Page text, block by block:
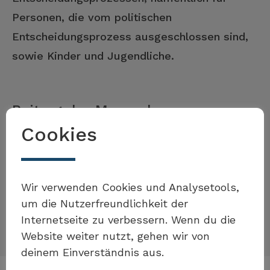
Personen, die vom politischen
Entscheidungsprozess ausgeschlossen sind,
sowie Kinder und Jugendliche.
Beitrag der Massnahme
werden, steigen ihre Teilhabemöglichkeiten
Möchten Sie Teil der Toolbox
sein?
Eigenes Beispiel einreichen
Cookies
Wir verwenden Cookies und Analysetools,
um die Nutzerfreundlichkeit der
Internetseite zu verbessern. Wenn du die
Website weiter nutzt, gehen wir von
deinem Einverständnis aus.